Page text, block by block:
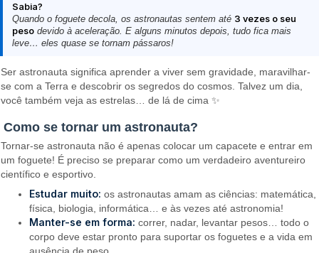
Sabia?
Quando o foguete decola, os astronautas sentem até 3 vezes o seu
pesodevido à aceleração. E alguns minutos depois, tudo fica mais
leve… eles quase se tornam pássaros!
Ser astronauta significa aprender a viver sem gravidade, maravilhar-
se com a Terra e descobrir os segredos do cosmos. Talvez um dia,
você também veja as estrelas… de lá de cima ✨
Como se tornar um astronauta?
Tornar-se astronauta não é apenas colocar um capacete e entrar em
um foguete! É preciso se preparar como um verdadeiro aventureiro
científico e esportivo.
Estudar muito: os astronautas amam as ciências: matemática,
física, biologia, informática… e às vezes até astronomia!
Manter-se em forma: correr, nadar, levantar pesos… todo o
corpo deve estar pronto para suportar os foguetes e a vida em